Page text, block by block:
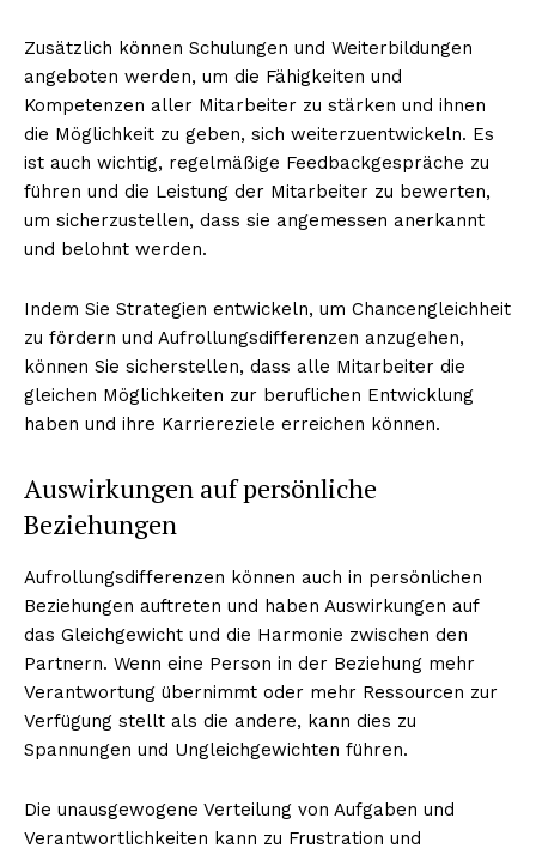
Zusätzlich können Schulungen und Weiterbildungen
angeboten werden, um die Fähigkeiten und
Kompetenzen aller Mitarbeiter zu stärken und ihnen
die Möglichkeit zu geben, sich weiterzuentwickeln. Es
ist auch wichtig, regelmäßige Feedbackgespräche zu
führen und die Leistung der Mitarbeiter zu bewerten,
um sicherzustellen, dass sie angemessen anerkannt
und belohnt werden.
Indem Sie Strategien entwickeln, um Chancengleichheit
zu fördern und Aufrollungsdifferenzen anzugehen,
können Sie sicherstellen, dass alle Mitarbeiter die
gleichen Möglichkeiten zur beruflichen Entwicklung
haben und ihre Karriereziele erreichen können.
Auswirkungen auf persönliche
Beziehungen
Aufrollungsdifferenzen können auch in persönlichen
Beziehungen auftreten und haben Auswirkungen auf
das Gleichgewicht und die Harmonie zwischen den
Partnern. Wenn eine Person in der Beziehung mehr
Verantwortung übernimmt oder mehr Ressourcen zur
Verfügung stellt als die andere, kann dies zu
Spannungen und Ungleichgewichten führen.
Die unausgewogene Verteilung von Aufgaben und
Verantwortlichkeiten kann zu Frustration und